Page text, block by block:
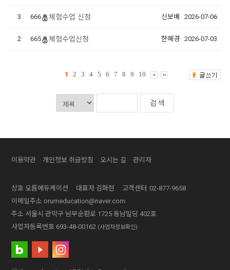
3 666 체험수업 신청 신보배 2026-07-06
2 665 체험수업신청 한혜경 2026-07-03
1 2 3 4 5 6 7 8 9 10
이용약관 개인정보 취급방침 오시는 길 관리자
상호 오름에듀케이션 대표자 김화현 고객센터 02-877-9658
이메일주소 orumeducation@naver.com
주소 서울시 관악구 남부순환로 1725 동남빌딩 402호
사업자등록번호 693-48-00162 (사업자정보확인)